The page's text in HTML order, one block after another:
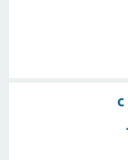
في تراتزستور ثنائي القطب كان ج c